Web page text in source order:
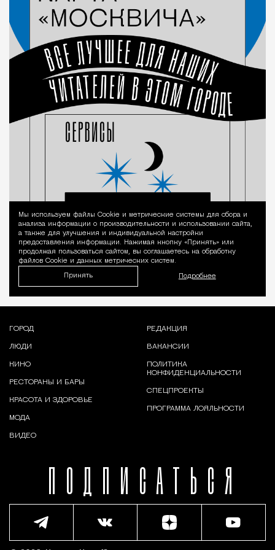
Уведомление
Мы используем файлы Сookie и метрические системы для сбора и
анализа информации о производительности и использовании сайта,
а также для улучшения и индивидуальной настройки
предоставления информации. Нажимая кнопку «Принять» или
продолжая пользоваться сайтом, вы соглашаетесь на обработку
файлов Cookie и данных метрических систем.
Принять Подробнее
ПОДПИСАТЬСЯ
ГОРОД
ЛЮДИ
КИНО
РЕСТОРАНЫ И БАРЫ
КРАСОТА И ЗДОРОВЬЕ
МОДА
ВИДЕО
РЕДАКЦИЯ
ВАКАНСИИ
ПОЛИТИКА
КОНФИДЕНЦИАЛЬНОСТИ
СПЕЦПРОЕКТЫ
ПРОГРАММА ЛОЯЛЬНОСТИ